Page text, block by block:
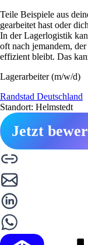
Teile Beispiele aus
gearbeitet hast oder
In der Lagerlogistik
oft nach jemandem,
effizient bleibt. Das
Lagerarbeiter (m/w/d)
Randstad Deutschland
Standort: Helmstedt
Jetzt